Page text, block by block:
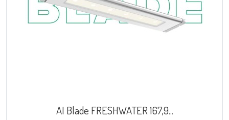
AI Blade FRESHWATER 167,9...
VORSCHAU